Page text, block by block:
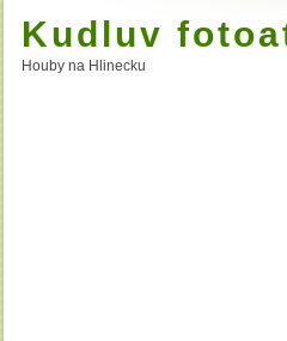
Kudluv
Houby na Hlinecku